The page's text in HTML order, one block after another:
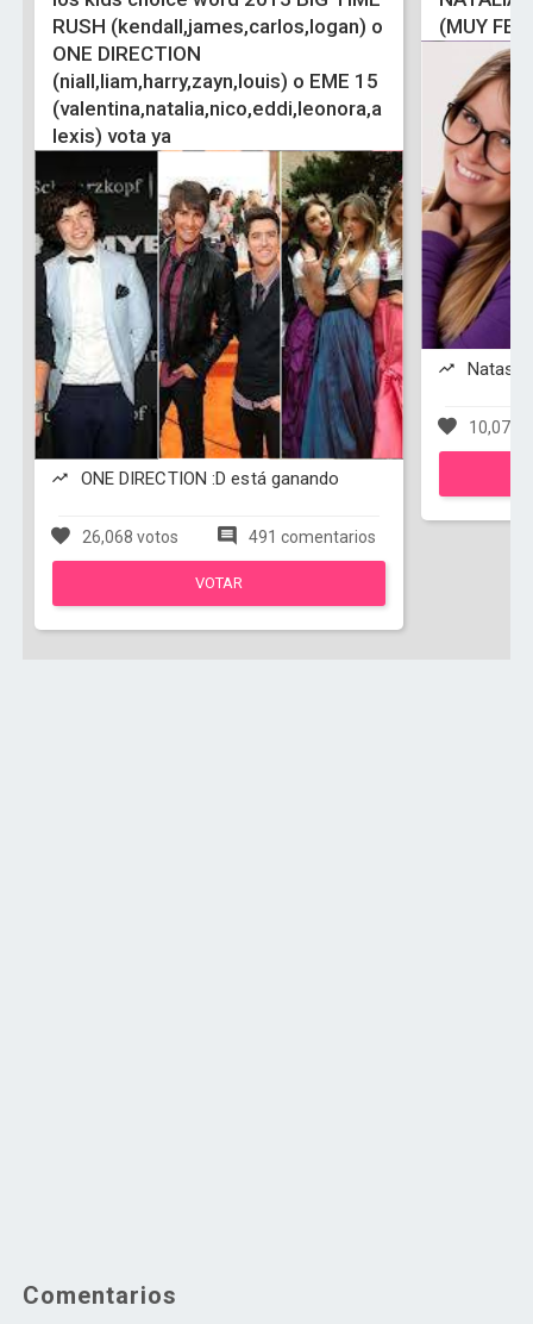
RUSH (kendall,james,carlos,logan) o
ONE DIRECTION
(niall,liam,harry,zayn,louis) o EME 15
(valentina,natalia,nico,eddi,leonora,a
lexis) vota ya
ONE DIRECTION :D está ganando
26,068 votos 491 comentarios
VOTAR
(MUY
10,073
Comentarios